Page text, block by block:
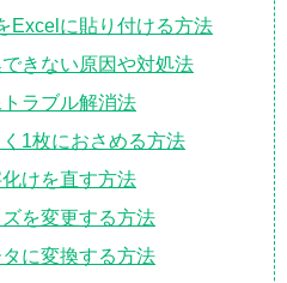
Excelに貼り付ける方法
きない原因や対処法
ラブル解消法
1枚におさめる方法
けを直す方法
を変更する方法
に変換する方法